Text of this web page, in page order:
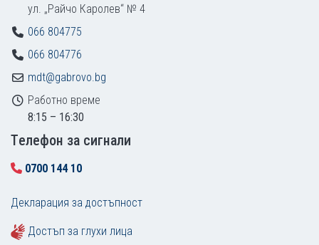
ул. „Райчо Каролев“ № 4
066 804775
066 804776
mdt@gabrovo.bg
Работно време
8:15 – 16:30
Tелефон за сигнали
0700 144 10
Декларация за достъпност
Достъп за глухи лица